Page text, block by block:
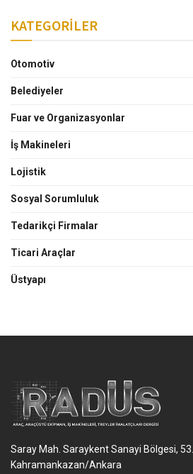
KATEGORİLER
Otomotiv
Belediyeler
Fuar ve Organizasyonlar
İş Makineleri
Lojistik
Sosyal Sorumluluk
Tedarikçi Firmalar
Ticari Araçlar
Üstyapı
Saray Mah. Saraykent Sanayi Bölgesi,
Kahramankazan/Ankara